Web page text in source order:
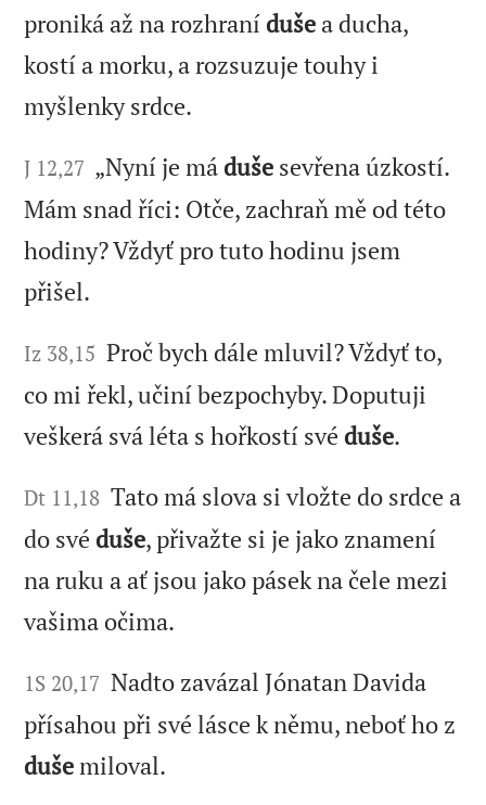
proniká až na rozhraní duše a ducha,
kostí a morku, a rozsuzuje touhy i
myšlenky srdce.
J 12,27 „Nyní je má duše sevřena úzkostí.
Mám snad říci: Otče, zachraň mě od této
hodiny? Vždyť pro tuto hodinu jsem
přišel.
Iz 38,15 Proč bych dále mluvil? Vždyť to,
co mi řekl, učiní bezpochyby. Doputuji
veškerá svá léta s hořkostí své duše.
Dt 11,18 Tato má slova si vložte do srdce a
do své duše, přivažte si je jako znamení
na ruku a ať jsou jako pásek na čele mezi
vašima očima.
1S 20,17 Nadto zavázal Jónatan Davida
přísahou při své lásce k němu, neboť ho z
dušemiloval.